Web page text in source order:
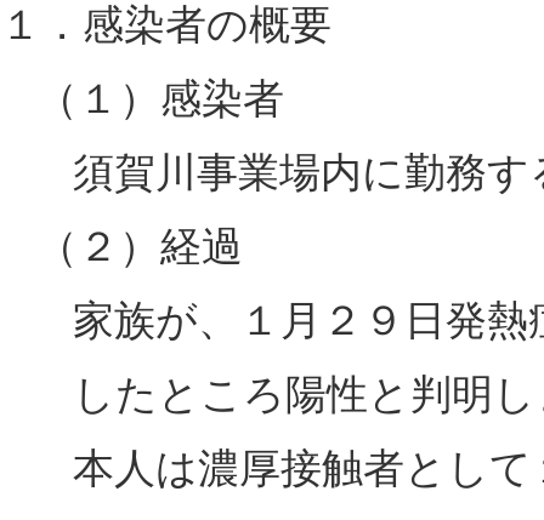
１．感染者の概要
（１）感染者
須賀川事業場内に勤務
（２）経過
家族が、１月２９日発
したところ陽性と判明
本人は濃厚接触者とし